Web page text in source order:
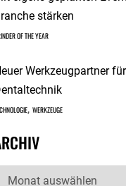
stärken
OF THE YEAR
Werkzeugpartner
, WERKZEUGE
Archiv